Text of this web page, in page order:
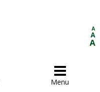
A
A
A

Menu